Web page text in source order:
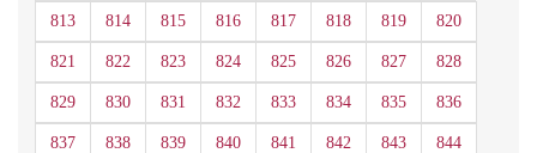
813 814 815 816 817 818 819 820
821 822 823 824 825 826 827 828
829 830 831 832 833 834 835 836
837 838 839 840 841 842 843 844